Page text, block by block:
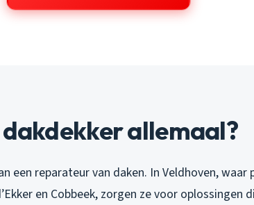
allemaal?
een reparateur van daken. In Veldhoven,
en Cobbeek, zorgen ze voor oplossingen